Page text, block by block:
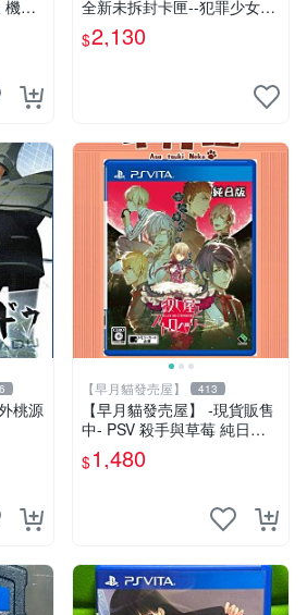
機動
全新未拆封卡匣--犯罪少女2
《Criminal Girls 2》限定版
(日版)
$2,130
桃源
【早月貓發売屋】 413
【早月貓發売屋】 -現貨販售
中- PSV 殺手與草莓 純日版
日文版 ※戀愛×懸疑※ 戀愛AD
V遊戲
$1,480